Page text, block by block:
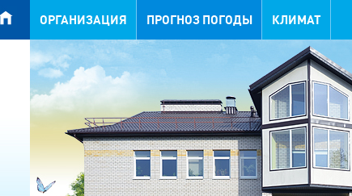
ОРГАНИЗАЦИЯ ПРОГНОЗ ПОГОДЫ КЛИМАТ